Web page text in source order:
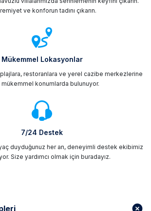
ve konforun tadını çıkarın.
Mükemmel Lokasyonlar
plajlara, restoranlara ve yerel cazibe merkezlerine
mükemmel konumlarda bulunuyor.
7/24 Destek
duyduğunuz her an, deneyimli destek ekibimiz
Size yardımcı olmak için buradayız.